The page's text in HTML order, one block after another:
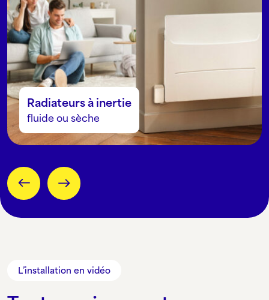
Radiateurs à inertie
fluide ou sèche
L’installation en vidéo